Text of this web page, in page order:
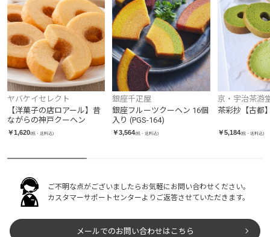
ヤバケイセレクト
【洋菓子の店ロアール】昔
ながらの神戸クーヘン
￥1,620(税・送料込)
銀座千疋屋
銀座フルーツクーヘン 16個
入り (PGS-164)
￥3,564(税・送料込)
京・宇治茶游
茶彩抄【古都
￥5,184(税・送料込)
ご不明な点がございましたらお気軽にお問い合わせください。
カスタマーサポートセンターよりご返答させていただきます。
メールでのお問い合わせはこちら